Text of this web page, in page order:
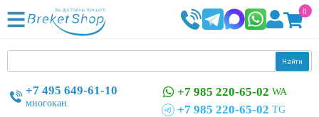
0
Найти
+7 495 649-61-10
многокан.
+7 985 220-65-02 WA
+7 985 220-65-02 TG